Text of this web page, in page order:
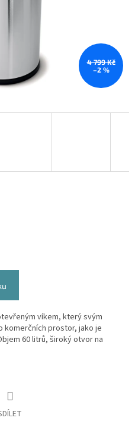
4 799 Kč
–2 %
víkem, který svým
komerčních prostor, jako je
60 litrů, široký otvor na